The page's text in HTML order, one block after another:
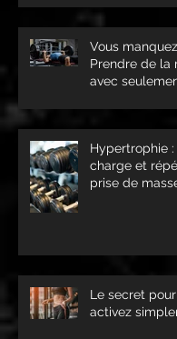
Vous
Prendre de la
avec
Hypertrophie
charge et
prise de
Le secret
activez